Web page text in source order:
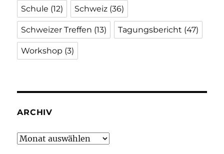
Schule (12) Schweiz (36)
Schweizer Treffen (13) Tagungsbericht (47)
Workshop (3)
ARCHIV
Archiv